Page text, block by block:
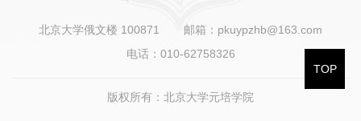
TOP
北京大学俄文楼 100871
邮箱：pkuypzhb@163.com
电话：010-62758326
版权所有：北京大学元培学院